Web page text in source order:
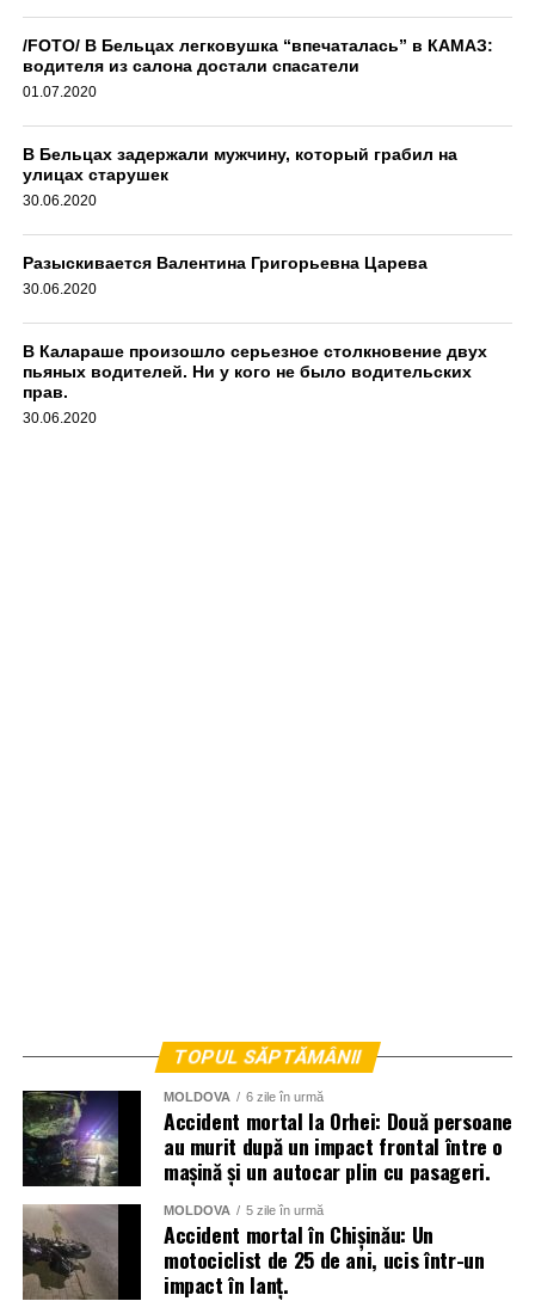
/FOTO/ В Бельцах легковушка “впечаталась” в КАМАЗ:
водителя из салона достали спасатели
01.07.2020
В Бельцах задержали мужчину, который грабил на
улицах старушек
30.06.2020
Разыскивается Валентина Григорьевна Царева
30.06.2020
В Калараше произошло серьезное столкновение двух
пьяных водителей. Ни у кого не было водительских
прав.
30.06.2020
TOPUL SĂPTĂMÂNII
MOLDOVA 6 zile în urmă
Accident mortal la Orhei: Două persoane
au murit după un impact frontal între o
mașină și un autocar plin cu pasageri.
MOLDOVA 5 zile în urmă
Accident mortal în Chișinău: Un
motociclist de 25 de ani, ucis într-un
impact în lanț.